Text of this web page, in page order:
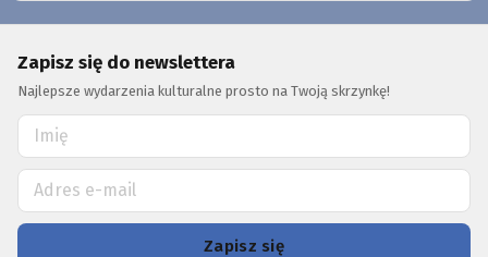
Zapisz się do newslettera
Najlepsze wydarzenia kulturalne prosto na Twoją skrzynkę!
Zapisz się